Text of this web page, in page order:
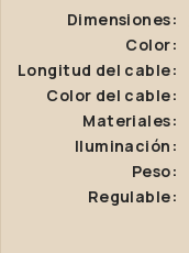
Dimensiones:
Color:
Longitud del cable:
Color del cable:
Materiales:
Iluminación:
Peso:
Regulable: